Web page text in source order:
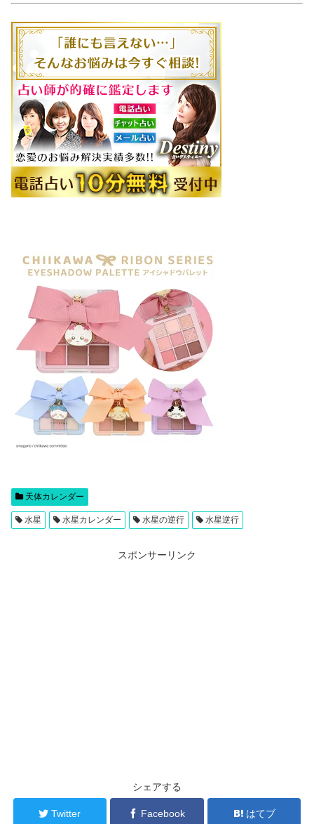
天体カレンダー
水星 水星カレンダー 水星の逆行 水星逆行
スポンサーリンク
シェアする
Twitter Facebook はてブ